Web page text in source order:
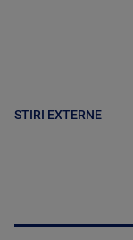
STIRI EXTERNE